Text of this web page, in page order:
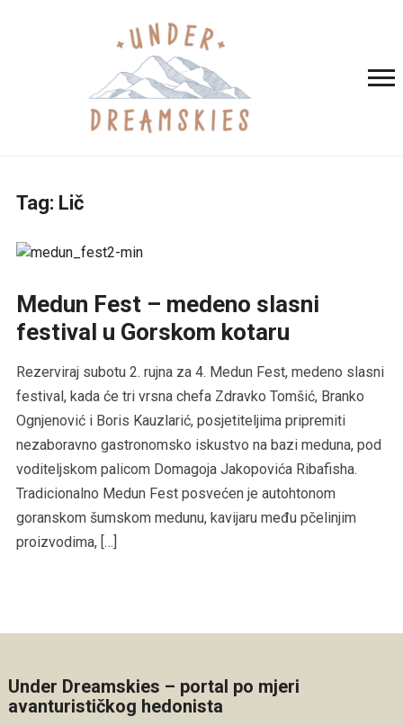
Tag: Lič
Medun Fest – medeno slasni
festival u Gorskom kotaru
Rezerviraj subotu 2. rujna za 4. Medun Fest, medeno slasni
festival, kada će tri vrsna chefa Zdravko Tomšić, Branko
Ognjenović i Boris Kauzlarić, posjetiteljima pripremiti
nezaboravno gastronomsko iskustvo na bazi meduna, pod
voditeljskom palicom Domagoja Jakopovića Ribafisha.
Tradicionalno Medun Fest posvećen je autohtonom
goranskom šumskom medunu, kavijaru među pčelinjim
proizvodima, […]
Under Dreamskies – portal po mjeri
avanturističkog hedonista